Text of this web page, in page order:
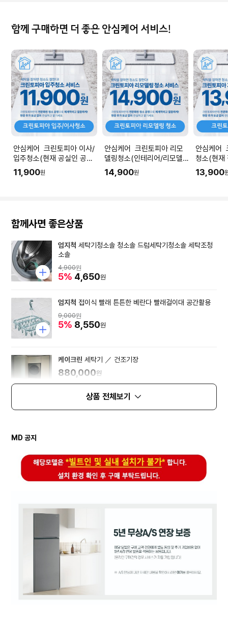
함께 구매하면 더 좋은 안심케어 서비스!
안심케어 크린토피아 이사/
입주청소(현재 공실인 공간
청소) I 공간 평수에 맞춰 수
량을 입력해주세요.
11,900원
안심케어 크린토피아 리모
델링청소(인테리어/리모델
링 공사 직후) I 공간 평수에
맞춰 수량을 입력해주세요.
14,900원
안심케어
청소(현재
소) I 공간
을 입력해
13,900
함께사면 좋은상품
엄지척 세탁기청소솔 청소솔 드럼세탁기청소솔 세탁조청
소솔
4,900원
5% 4,650원
엄지척 접이식 빨래 튼튼한 베란다 빨래걸이대 공간활용
9,000원
5% 8,550원
케이크린 세탁기 ／ 건조기장
880,000원
상품 전체보기
MD 공지